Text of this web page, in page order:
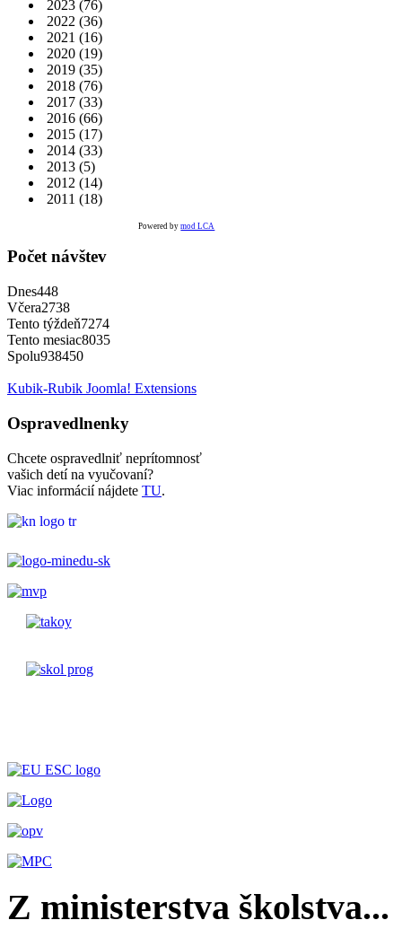
2023 (76)
2022 (36)
2021 (16)
2020 (19)
2019 (35)
2018 (76)
2017 (33)
2016 (66)
2015 (17)
2014 (33)
2013 (5)
2012 (14)
2011 (18)
Powered bymod LCA
Počet návštev
Dnes448
Včera2738
Tento týždeň7274
Tento mesiac8035
Spolu938450
Kubik-Rubik Joomla! Extensions
Ospravedlnenky
Chcete ospravedlniť neprítomnosť
vašich detí na vyučovaní?
Viac informácií nájdete TU.
Z ministerstva školstva...